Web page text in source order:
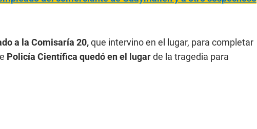
a la Comisaría 20,que intervino en el lugar, para completar
Policía Científica quedó en el lugarde la tragedia para